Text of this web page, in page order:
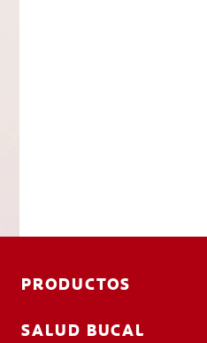
PRODUCTOS
SALUD BUCAL